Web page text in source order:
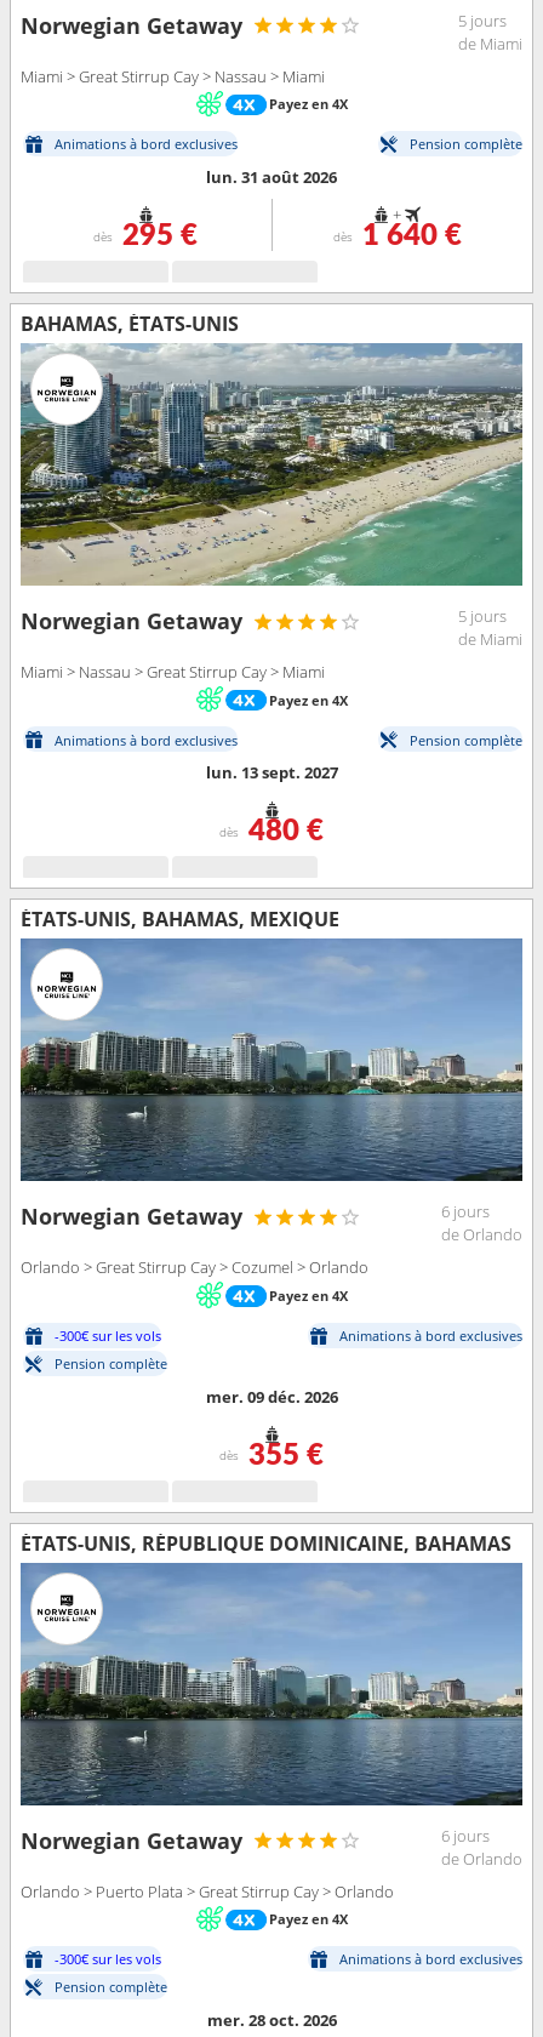
Norwegian Getaway
5 jours
de Miami
Miami > Great Stirrup Cay > Nassau > Miami
Payez en 4X
Animations à bord exclusives Pension complète
lun. 31 août 2026
dès 295 €
+
dès 1 640 €
BAHAMAS, ÉTATS-UNIS
Norwegian Getaway
5 jours
de Miami
Miami > Nassau > Great Stirrup Cay > Miami
Payez en 4X
Animations à bord exclusives Pension complète
lun. 13 sept. 2027
dès 480 €
ÉTATS-UNIS, BAHAMAS, MEXIQUE
Norwegian Getaway
6 jours
de Orlando
Orlando > Great Stirrup Cay > Cozumel > Orlando
Payez en 4X
-300€ sur les vols
Animations à bord exclusives
Pension complète
mer. 09 déc. 2026
dès 355 €
ÉTATS-UNIS, RÉPUBLIQUE DOMINICAINE, BAHAMAS
Norwegian Getaway
6 jours
de Orlando
Orlando > Puerto Plata > Great Stirrup Cay > Orlando
Payez en 4X
-300€ sur les vols
Animations à bord exclusives
Pension complète
mer. 28 oct. 2026